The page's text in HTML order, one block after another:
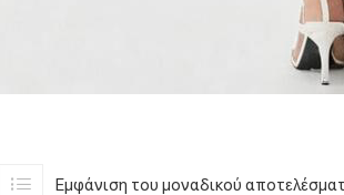
Εμφάνιση του μοναδικού